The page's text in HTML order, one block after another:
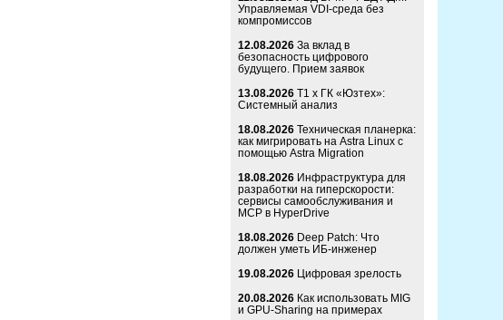
Управляемая VDI-среда без
компромиссов
12.08.2026 За вклад в
безопасность цифрового
будущего. Прием заявок
13.08.2026 Т1 x ГК «Юзтех»:
Системный анализ
18.08.2026 Техническая планерка:
как мигрировать на Astra Linux с
помощью Astra Migration
18.08.2026 Инфраструктура для
разработки на гиперскорости:
сервисы самообслуживания и
MCP в HyperDrive
18.08.2026 Deep Patch: Что
должен уметь ИБ-инженер
19.08.2026 Цифровая зрелость
20.08.2026 Как использовать MIG
и GPU-Sharing на примерах